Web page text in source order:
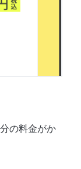
の料金がか